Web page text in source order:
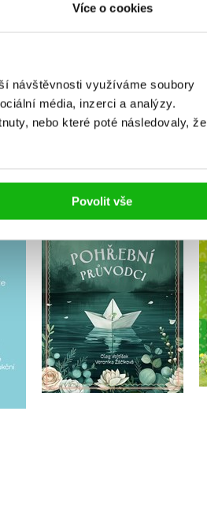
Více o cookies
návštěvnosti využíváme soubory
média, inzerci a analýzy.
nebo které poté následovaly, že
Povolit vše
Pohřební průvodci
Oleg Vojtíšek
,
Veronika Žáčiková
Do košíku
399 Kč
319 Kč